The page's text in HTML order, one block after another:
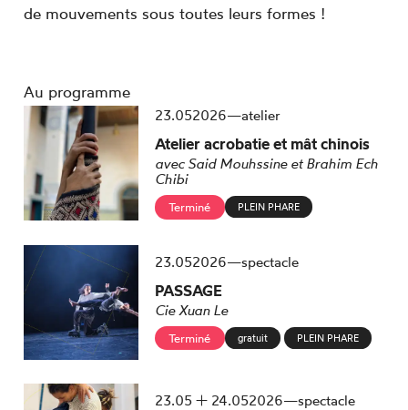
de mouvements sous toutes leurs formes !
Au programme
23.mai
052026—atelier
Atelier acrobatie et mât chinois
avec Said Mouhssine et Brahim Ech
Chibi
Terminé PLEIN PHARE
23.mai
052026—spectacle
PASSAGE
Cie Xuan Le
Terminé gratuit PLEIN PHARE
du
23.mai
05 au
24.mai
052026—spectacle